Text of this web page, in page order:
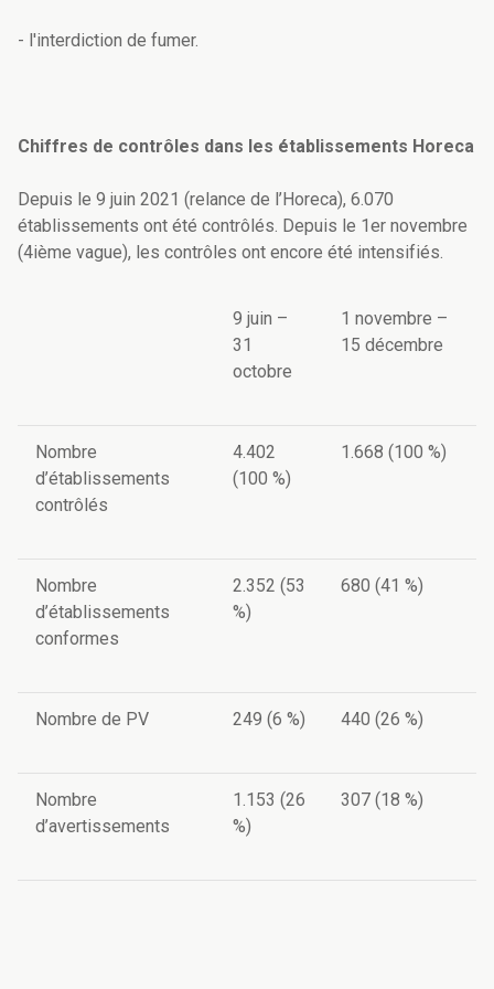
- l'interdiction de fumer.
Chiffres de contrôles dans les établissements Horeca
Depuis le 9 juin 2021 (relance de l’Horeca), 6.070
établissements ont été contrôlés. Depuis le 1er novembre
(4ième vague), les contrôles ont encore été intensifiés.
9 juin –
31
octobre
1 novembre –
15 décembre
Nombre
d’établissements
contrôlés
4.402
(100 %)
1.668 (100 %)
Nombre
d’établissements
conformes
2.352 (53
%)
680 (41 %)
Nombre de PV 249 (6 %) 440 (26 %)
Nombre
d’avertissements
1.153 (26
%)
307 (18 %)